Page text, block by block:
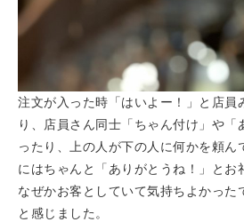
注文が入った時「はいよー！」と店員
り、店員さん同士「ちゃん付け」や「
ったり、上の人が下の人に何かを頼ん
にはちゃんと「ありがとうね！」とお
なぜかお客としていて気持ちよかった
と感じました。